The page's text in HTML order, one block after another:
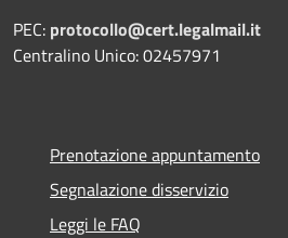
PEC: protocollo@cert.legalmail.it
Centralino Unico: 02457971
Prenotazione appuntamento
Segnalazione disservizio
Leggi le FAQ